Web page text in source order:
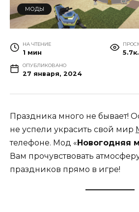
МОДЫ
НА ЧТЕНИЕ
1 мин 5.7к.
ОПУБЛИКОВАНО
27 января, 2024
Праздника много не бывает!
не успели украсить свой мир
телефоне. Мод «Новогодняя
Вам прочувствовать
праздников прямо в игре!